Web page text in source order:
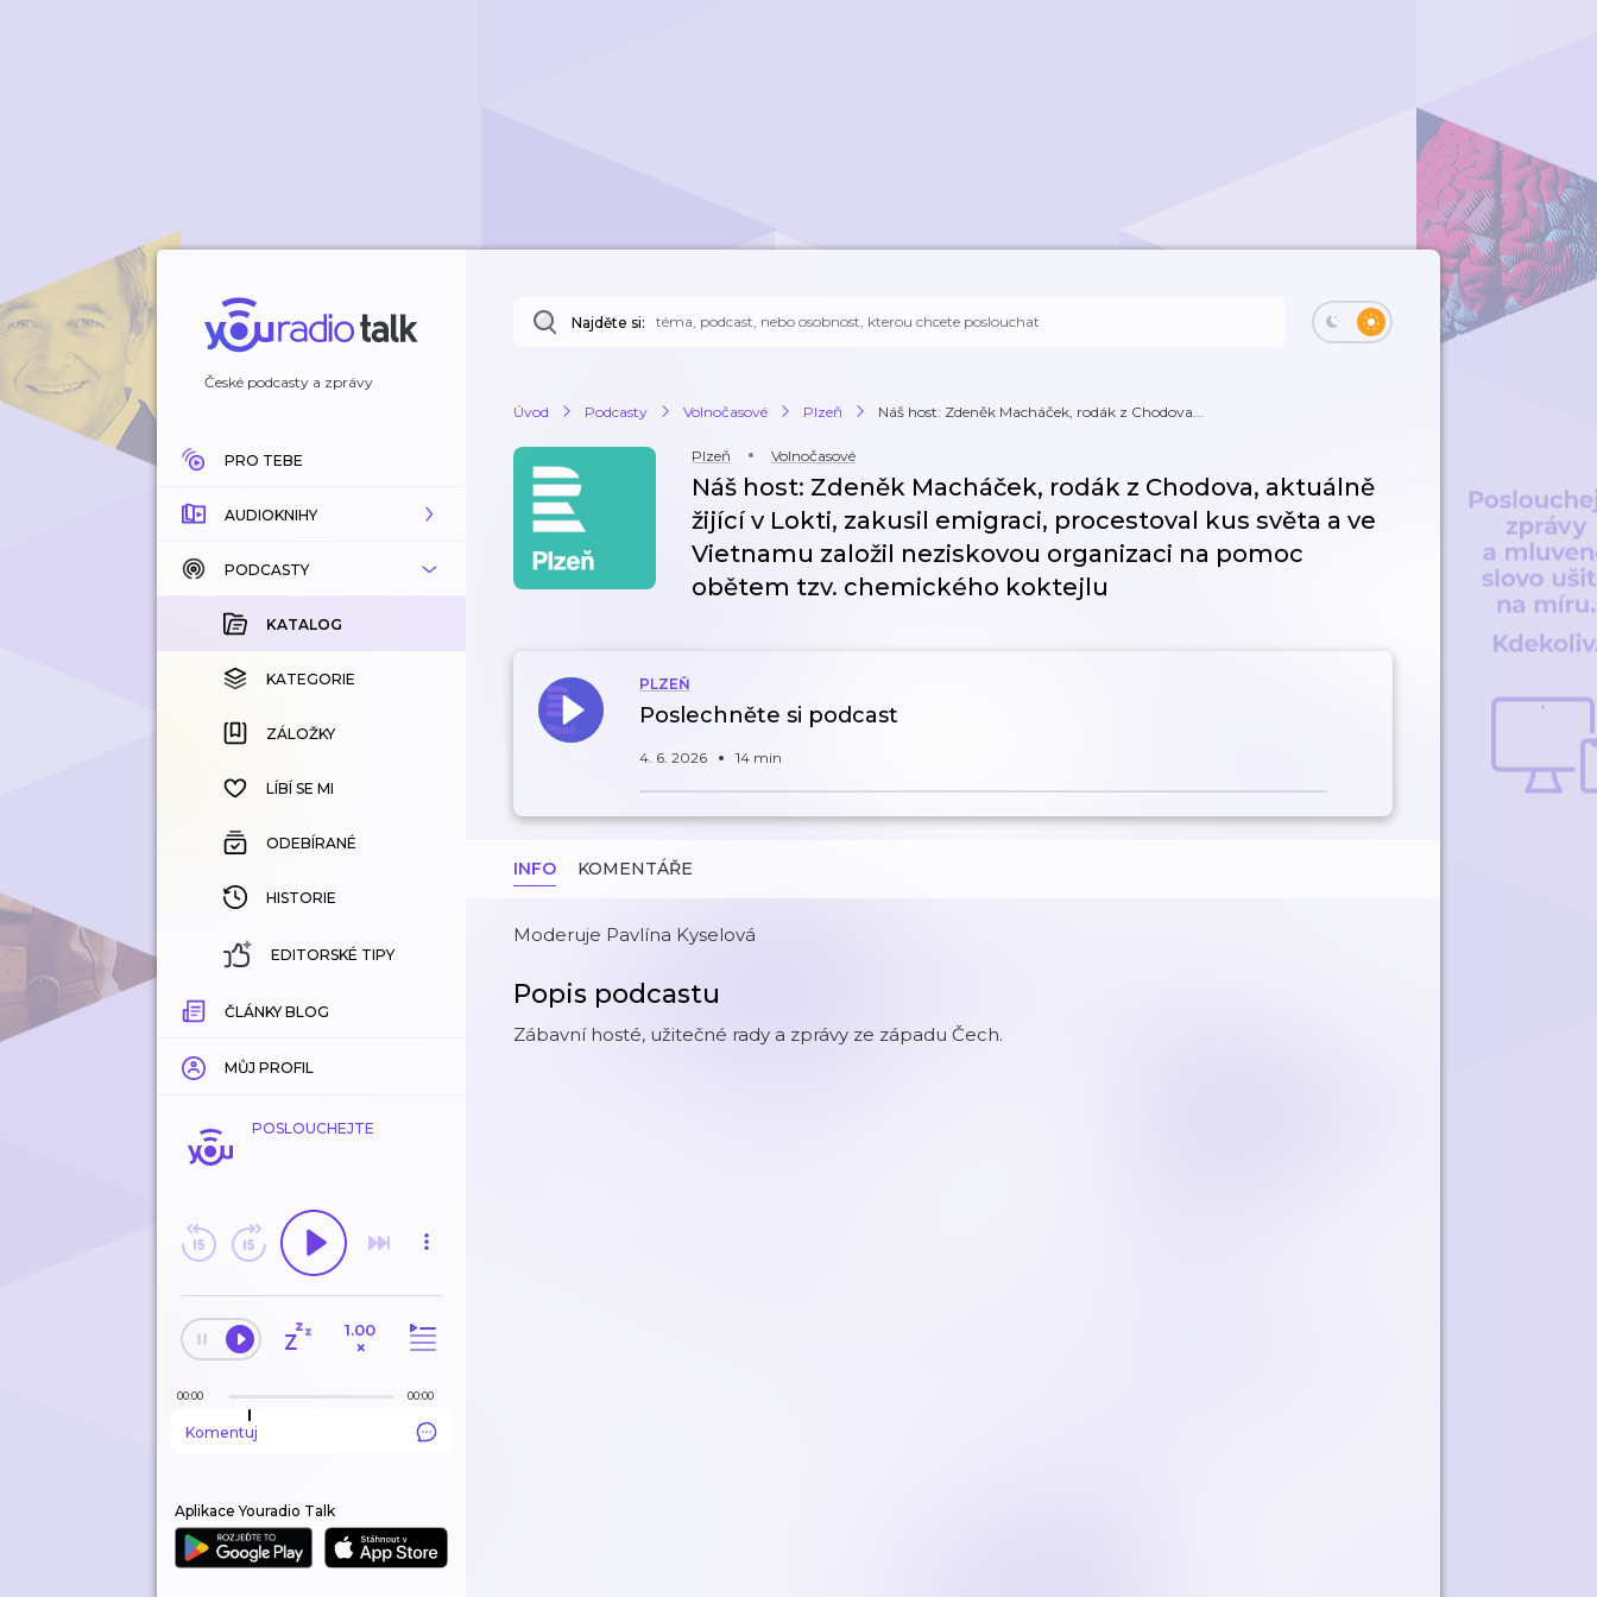
České podcasty a zprávy
PRO TEBE
AUDIOKNIHY
KATALOG
KOUPENÉ
KATEGORIE
ZÁLOŽKY
HISTORIE
PODCASTY
KATALOG
KATEGORIE
ZÁLOŽKY
LÍBÍ SE MI
ODEBÍRANÉ
HISTORIE
EDITORSKÉ TIPY
ČLÁNKY BLOG
MŮJ PROFIL
POSLOUCHEJTE
1.00
×
00:00 00:00
Komentuj
Aplikace Youradio Talk
Najděte si:
Úvod Podcasty Volnočasové Plzeň Náš host: Zdeněk Macháček, rodák z Chodova...
Plzeň Volnočasové
Náš host: Zdeněk Macháček, rodák z Chodova, aktuálně
žijící v Lokti, zakusil emigraci, procestoval kus světa a ve
Vietnamu založil neziskovou organizaci na pomoc
obětem tzv. chemického koktejlu
PLZEŇ
Poslechněte si podcast
4. 6. 2026 14 min
INFO KOMENTÁŘE
Moderuje Pavlína Kyselová
Popis podcastu
Zábavní hosté, užitečné rady a zprávy ze západu Čech.